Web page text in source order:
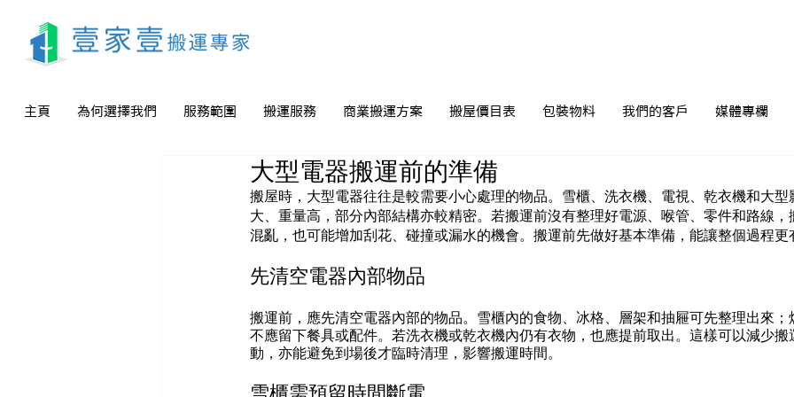
主頁 為何選擇我們 服務範圍 搬運服務 商業搬運方案 搬屋價目表 包裝物料 我們的客戶 媒體專欄
大型電器搬運前的準備
搬屋時，大型電器往往是較需要小心處理的物品。雪櫃、洗衣機、電視、乾衣機和大型
大、重量高，部分內部結構亦較精密。若搬運前沒有整理好電源、喉管、零件和路線
混亂，也可能增加刮花、碰撞或漏水的機會。搬運前先做好基本準備，能讓整個過程更
先清空電器內部物品
搬運前，應先清空電器內部的物品。雪櫃內的食物、冰格、層架和抽屜可先整理出來
不應留下餐具或配件。若洗衣機或乾衣機內仍有衣物，也應提前取出。這樣可以減少搬
動，亦能避免到場後才臨時清理，影響搬運時間。